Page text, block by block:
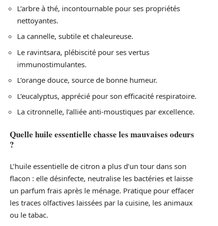
L’arbre à thé, incontournable pour ses propriétés
nettoyantes.
La cannelle, subtile et chaleureuse.
Le ravintsara, plébiscité pour ses vertus
immunostimulantes.
L’orange douce, source de bonne humeur.
L’eucalyptus, apprécié pour son efficacité respiratoire.
La citronnelle, l’alliée anti-moustiques par excellence.
Quelle huile essentielle chasse les mauvaises odeurs
?
L’huile essentielle de citron a plus d’un tour dans son
flacon : elle désinfecte, neutralise les bactéries et laisse
un parfum frais après le ménage. Pratique pour effacer
les traces olfactives laissées par la cuisine, les animaux
ou le tabac.